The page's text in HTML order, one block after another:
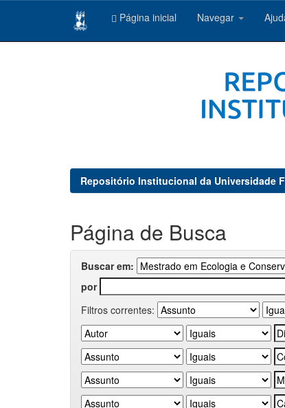
Página inicial Navegar
Repositório Institucional da Universidade
Página de Busca
Buscar em:
por
Filtros correntes: